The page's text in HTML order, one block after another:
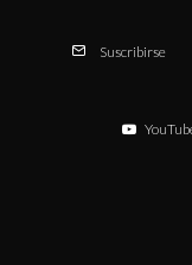
Suscribirse